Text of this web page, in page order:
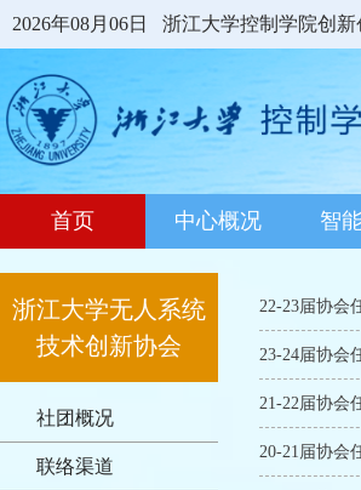
2026年08月06日 浙江大学控制学院创新
首页 中心概况 智
浙江大学无人系统
技术创新协会
社团概况
联络渠道
22-23届协会
23-24届协会
21-22届协会
20-21届协会